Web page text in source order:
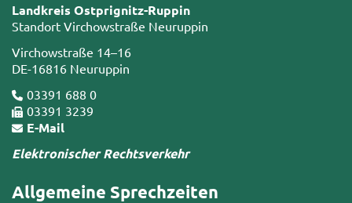
Landkreis Ostprignitz-Ruppin
Standort Virchowstraße Neuruppin
Virchowstraße 14–16
DE-16816 Neuruppin
03391 688 0
03391 3239
E-Mail
Elektronischer Rechtsverkehr
Allgemeine Sprechzeiten